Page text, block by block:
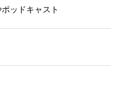
ッドキャスト